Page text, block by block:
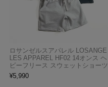
ロサンゼルスアパレル LOSANGE
LES APPAREL HF02 14オンス ヘ
ビーフリース スウェットショーツ
¥5,990